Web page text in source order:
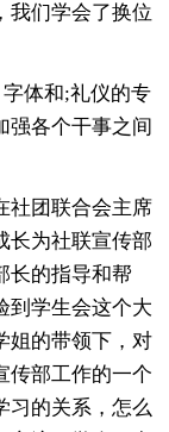
我们学会了换位
体和;礼仪的专
强各个干事之间
社团联合会主席
长为社联宣传部
长的指导和帮
到学生会这个大
姐的带领下，对
传部工作的一个
习的关系，怎么